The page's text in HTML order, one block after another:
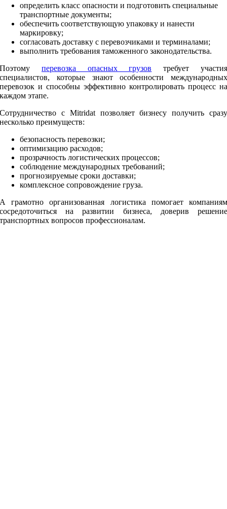
определить класс опасности и подготовить специальные
транспортные документы;
обеспечить соответствующую упаковку и нанести
маркировку;
согласовать доставку с перевозчиками и терминалами;
выполнить требования таможенного законодательства.
Поэтомуперевозка опасных грузов требует участия
специалистов, которые знают особенности международных
перевозок и способны эффективно контролировать процесс на
каждом этапе.
Сотрудничество с Mitridat позволяет бизнесу получить сразу
несколько преимуществ:
безопасность перевозки;
оптимизацию расходов;
прозрачность логистических процессов;
соблюдение международных требований;
прогнозируемые сроки доставки;
комплексное сопровождение груза.
А грамотно организованная логистика помогает компаниям
сосредоточиться на развитии бизнеса, доверив решение
транспортных вопросов профессионалам.